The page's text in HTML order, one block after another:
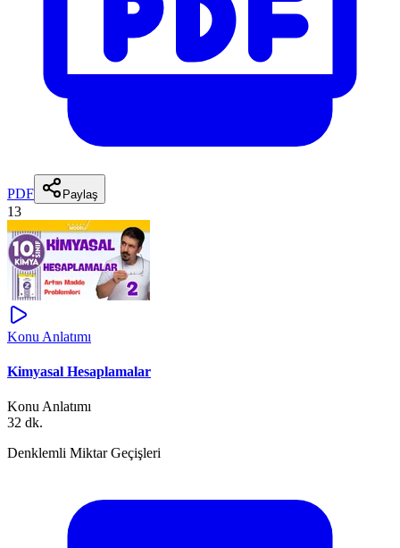
PDF Paylaş
13
Konu Anlatımı
Kimyasal Hesaplamalar
Konu Anlatımı
32 dk.
Denklemli Miktar Geçişleri